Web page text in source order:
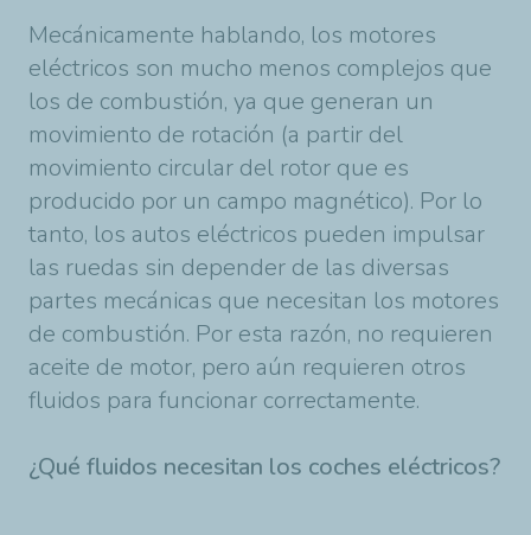
Mecánicamente hablando, los motores
eléctricos son mucho menos complejos que
los de combustión, ya que generan un
movimiento de rotación (a partir del
movimiento circular del rotor que es
producido por un campo magnético). Por lo
tanto, los autos eléctricos pueden impulsar
las ruedas sin depender de las diversas
partes mecánicas que necesitan los motores
de combustión. Por esta razón, no requieren
aceite de motor, pero aún requieren otros
fluidos para funcionar correctamente.
¿Qué fluidos necesitan los coches eléctricos?